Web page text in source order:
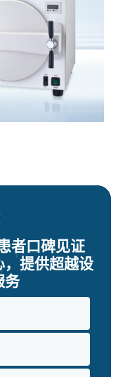
者口碑见证
，提供超越设
务